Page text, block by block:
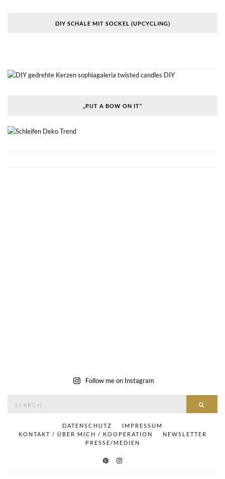
DIY SCHALE MIT SOCKEL (UPCYCLING)
„PUT A BOW ON IT“
Follow me on Instagram
DATENSCHUTZ
IMPRESSUM
KONTAKT / ÜBER MICH / KOOPERATION
NEWSLETTER
PRESSE/MEDIEN